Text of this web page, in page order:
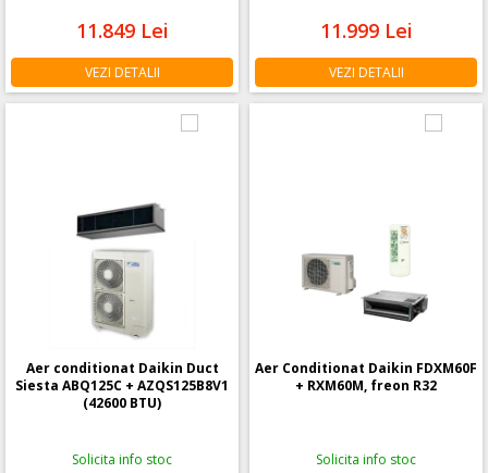
11.849 Lei
VEZI DETALII
11.999 Lei
VEZI DETALII
Aer conditionat Daikin Duct
Siesta ABQ125C + AZQS125B8V1
(42600 BTU)
Solicita info stoc
Aer Conditionat Daikin FDXM60F
+ RXM60M, freon R32
Solicita info stoc